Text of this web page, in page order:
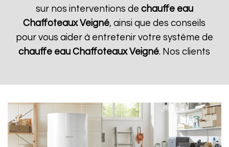
sur nos interventions de chauffe eau
Chaffoteaux Veigné, ainsi que des conseils
pour vous aider à entretenir votre système de
chauffe eau Chaffoteaux Veigné. Nos clients